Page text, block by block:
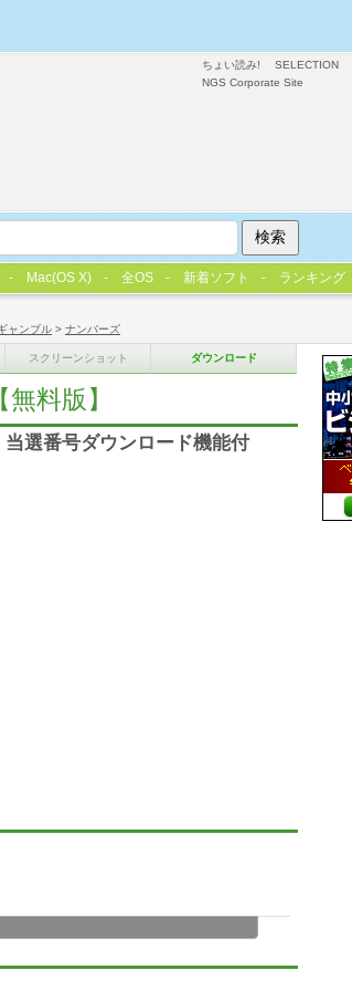
ャンブル > ナンバーズ
スクリーンショット ダウンロード
料版】
選番号ダウンロード機能付
ちょい読み! SELECTION
NGS Corporate Site
Mac(OS X) 全OS 新着ソフト ランキング